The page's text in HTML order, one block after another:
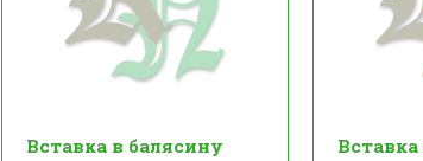
Вставка в балясину